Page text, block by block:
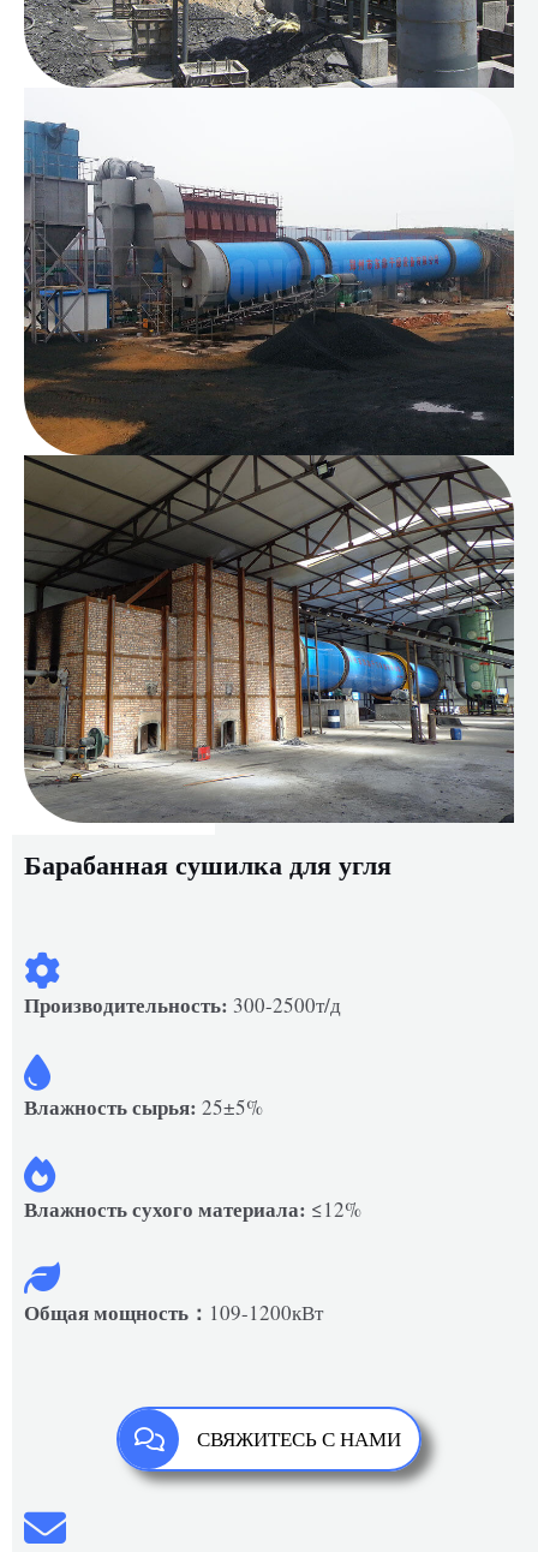
Барабанная сушилка для угля
Производительность: 300-2500т/д
Влажность сырья: 25±5%
Влажность сухого материала: ≤12%
Общая мощность： 109-1200кВт
СВЯЖИТЕСЬ С НАМИ